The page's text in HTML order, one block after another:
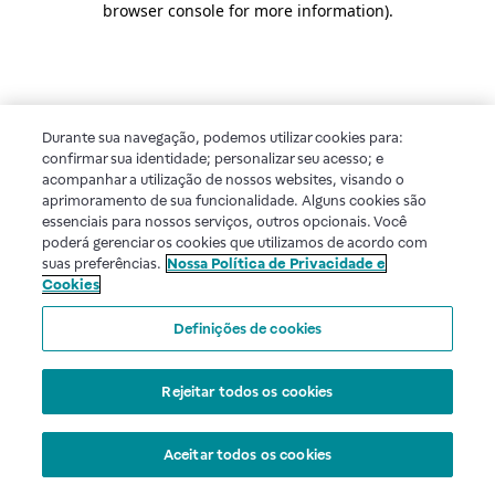
browser console for more information).
Durante sua navegação, podemos utilizar cookies para:
confirmar sua identidade; personalizar seu acesso; e
acompanhar a utilização de nossos websites, visando o
aprimoramento de sua funcionalidade. Alguns cookies são
essenciais para nossos serviços, outros opcionais. Você
poderá gerenciar os cookies que utilizamos de acordo com
suas preferências. Nossa Política de Privacidade e
Cookies
Definições de cookies
Rejeitar todos os cookies
Aceitar todos os cookies